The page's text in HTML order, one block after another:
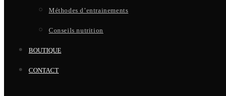
Méthodes d’entrainements
Conseils nutrition
BOUTIQUE
CONTACT